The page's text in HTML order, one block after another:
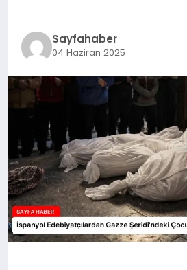
EKONOMI
SAĞLIK
SPOR
YAŞAM
Sayfahaber
04 Haziran 2025